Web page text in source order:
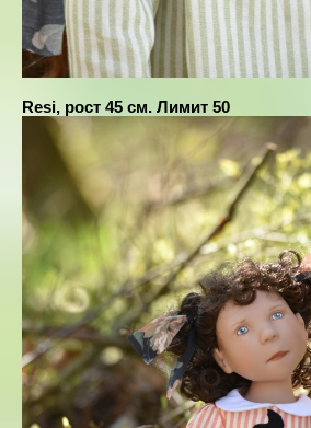
Resi, рост 45 см. Лимит 50